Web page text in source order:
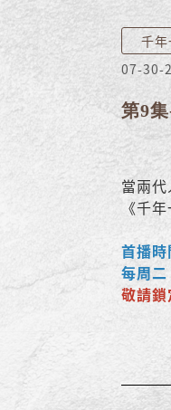
千
07-30-
第9
當兩
《千
首播
每周
敬請